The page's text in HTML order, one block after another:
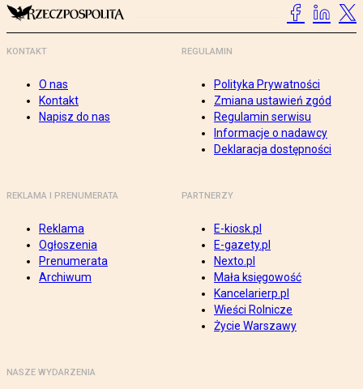
KONTAKT
O nas
Kontakt
Napisz do nas
REGULAMIN
Polityka Prywatności
Zmiana ustawień zgód
Regulamin serwisu
Informacje o nadawcy
Deklaracja dostępności
REKLAMA I PRENUMERATA
Reklama
Ogłoszenia
Prenumerata
Archiwum
PARTNERZY
E-kiosk.pl
E-gazety.pl
Nexto.pl
Mała księgowość
Kancelarierp.pl
Wieści Rolnicze
Życie Warszawy
NASZE WYDARZENIA